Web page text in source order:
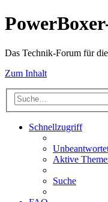
Das Technik-Forum für
Zum Inhalt
Schnellzugriff
Aktive
Suche